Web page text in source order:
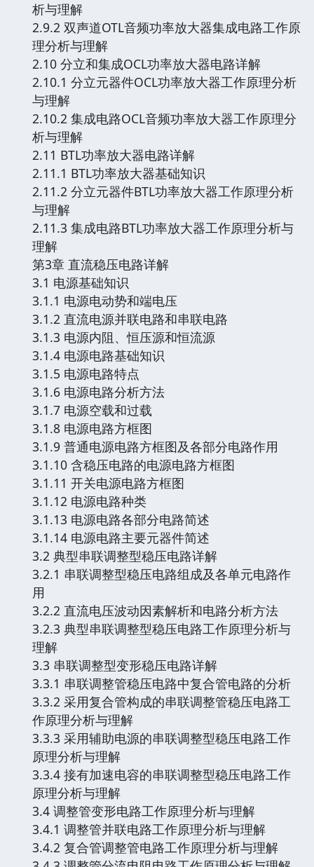
析与理解
2.9.2 双声道OTL音频功率放大器集成电路工作原
理分析与理解
2.10 分立和集成OCL功率放大器电路详解
2.10.1 分立元器件OCL功率放大器工作原理分析
与理解
2.10.2 集成电路OCL音频功率放大器工作原理分
析与理解
2.11 BTL功率放大器电路详解
2.11.1 BTL功率放大器基础知识
2.11.2 分立元器件BTL功率放大器工作原理分析
与理解
2.11.3 集成电路BTL功率放大器工作原理分析与
理解
第3章 直流稳压电路详解
3.1 电源基础知识
3.1.1 电源电动势和端电压
3.1.2 直流电源并联电路和串联电路
3.1.3 电源内阻、恒压源和恒流源
3.1.4 电源电路基础知识
3.1.5 电源电路特点
3.1.6 电源电路分析方法
3.1.7 电源空载和过载
3.1.8 电源电路方框图
3.1.9 普通电源电路方框图及各部分电路作用
3.1.10 含稳压电路的电源电路方框图
3.1.11 开关电源电路方框图
3.1.12 电源电路种类
3.1.13 电源电路各部分电路简述
3.1.14 电源电路主要元器件简述
3.2 典型串联调整型稳压电路详解
3.2.1 串联调整型稳压电路组成及各单元电路作
用
3.2.2 直流电压波动因素解析和电路分析方法
3.2.3 典型串联调整型稳压电路工作原理分析与
理解
3.3 串联调整型变形稳压电路详解
3.3.1 串联调整管稳压电路中复合管电路的分析
3.3.2 采用复合管构成的串联调整管稳压电路工
作原理分析与理解
3.3.3 采用辅助电源的串联调整型稳压电路工作
原理分析与理解
3.3.4 接有加速电容的串联调整型稳压电路工作
原理分析与理解
3.4 调整管变形电路工作原理分析与理解
3.4.1 调整管并联电路工作原理分析与理解
3.4.2 复合管调整管电路工作原理分析与理解